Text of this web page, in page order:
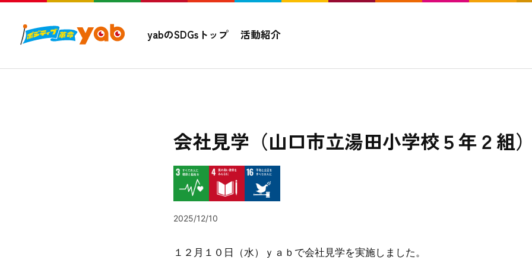
yabのSDGsトップ 活動紹介
活動紹介
会社見学（山口市立湯田小学校５年２組
2025/12/10
１２月１０日（水）ｙａｂで会社見学を実施しました。